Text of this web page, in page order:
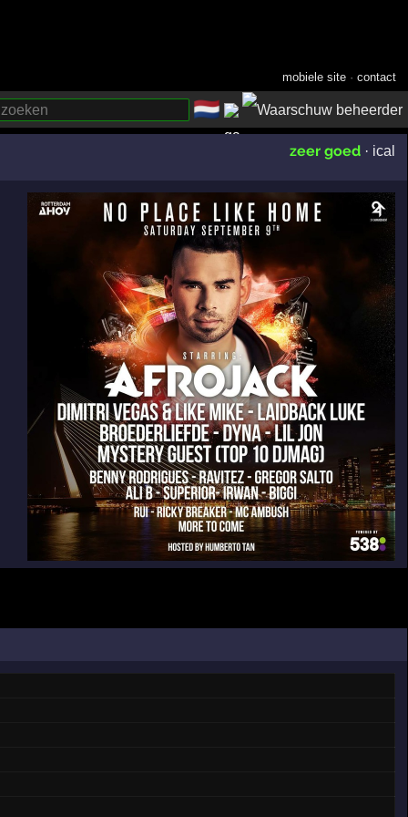
mobiele site ·contact
🇳🇱
zeer goed · ical